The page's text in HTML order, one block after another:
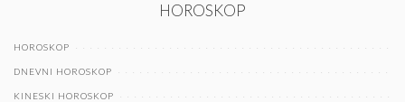
HOROSKOP
HOROSKOP
DNEVNI HOROSKOP
KINESKI HOROSKOP